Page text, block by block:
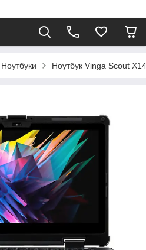
Ноутбуки Ноутбук Vinga Scout